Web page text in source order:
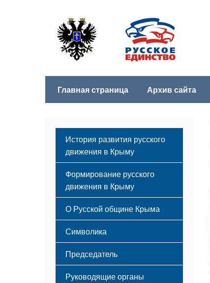
Главная страница Архив сайта
История развития русского
движения в Крыму
Формирование русского
движения в Крыму
Русский Крым
О Русской общине Крыма
Этапы становления
Принципы деятельности
Структура
Мероприятия
Символика
Флаг
Герб
Гимн
Председатель
Руководящие органы